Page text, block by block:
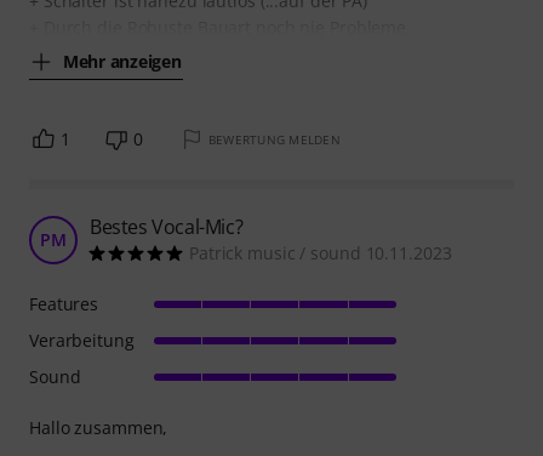
Mehr anzeigen
1 0 BEWERTUNG MELDEN
PM Bestes Vocal-Mic?
Patrick music / sound 10.11.2023
Hallo zusammen,
Features
Verarbeitung
Sound